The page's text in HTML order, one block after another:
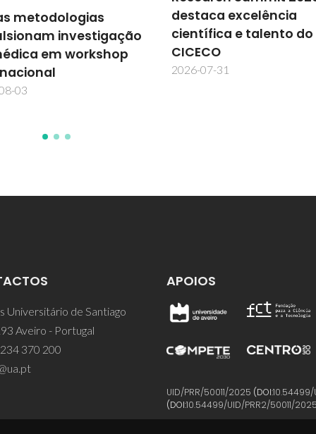
excelência
e talento do
31
TechTraPlastiCE
soluções para a
circular na América
2026-07-30
Universitário de Santiago
Aveiro - Portugal
370 200
APOIOS
UID/PRR/50011/2025 (DOI:10.54499/
(DOI:10.54499/UID/PRR2/50011/